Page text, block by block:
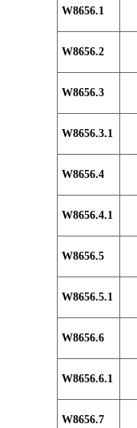
W8656.1
W8656.2
W8656.3
W8656.3.1
W8656.4
W8656.4.1
W8656.5
W8656.5.1
W8656.6
W8656.6.1
W8656.7